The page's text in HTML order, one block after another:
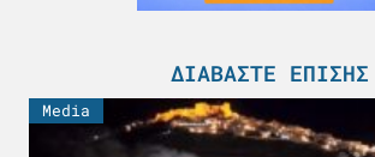
ΔΙΑΒΆΣΤΕ ΕΠΊΣΗΣ
Media